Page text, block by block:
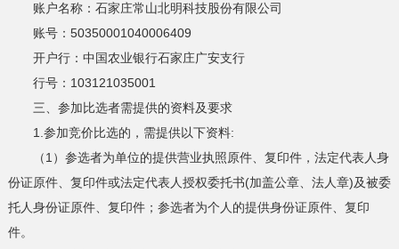
账户名称：石家庄常山北明科技股份有限公司
账号：50350001040006409
开户行：中国农业银行石家庄广安支行
行号：103121035001
三、参加比选者需提供的资料及要求
1.参加竞价比选的，需提供以下资料:
（1）参选者为单位的提供营业执照原件、复印件，法定代表人身
份证原件、复印件或法定代表人授权委托书(加盖公章、法人章)及被委
托人身份证原件、复印件；参选者为个人的提供身份证原件、复印
件。